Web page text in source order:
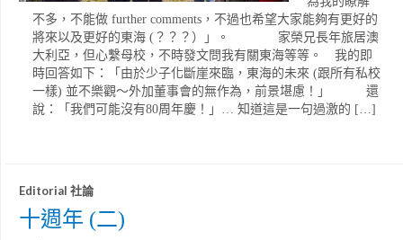
不多，不能做 further comments，不過也希望大家能夠有更好的
將來以及更好的東海 (？？？）」。 家榮兄長年旅居澳
大利亞，但心繫母校，不時發文問我有關東海等等。 我的即
時回答如下：「由於少子化斷崖來臨，東海的未來 (跟所有私校
一樣) 並不樂觀～外加董事會的無作為，前景堪慮！」 還
說：「我們可能沒有80周年慶！」… 知道這是一句過激的 […]
Editorial 社論
十週年 (二)